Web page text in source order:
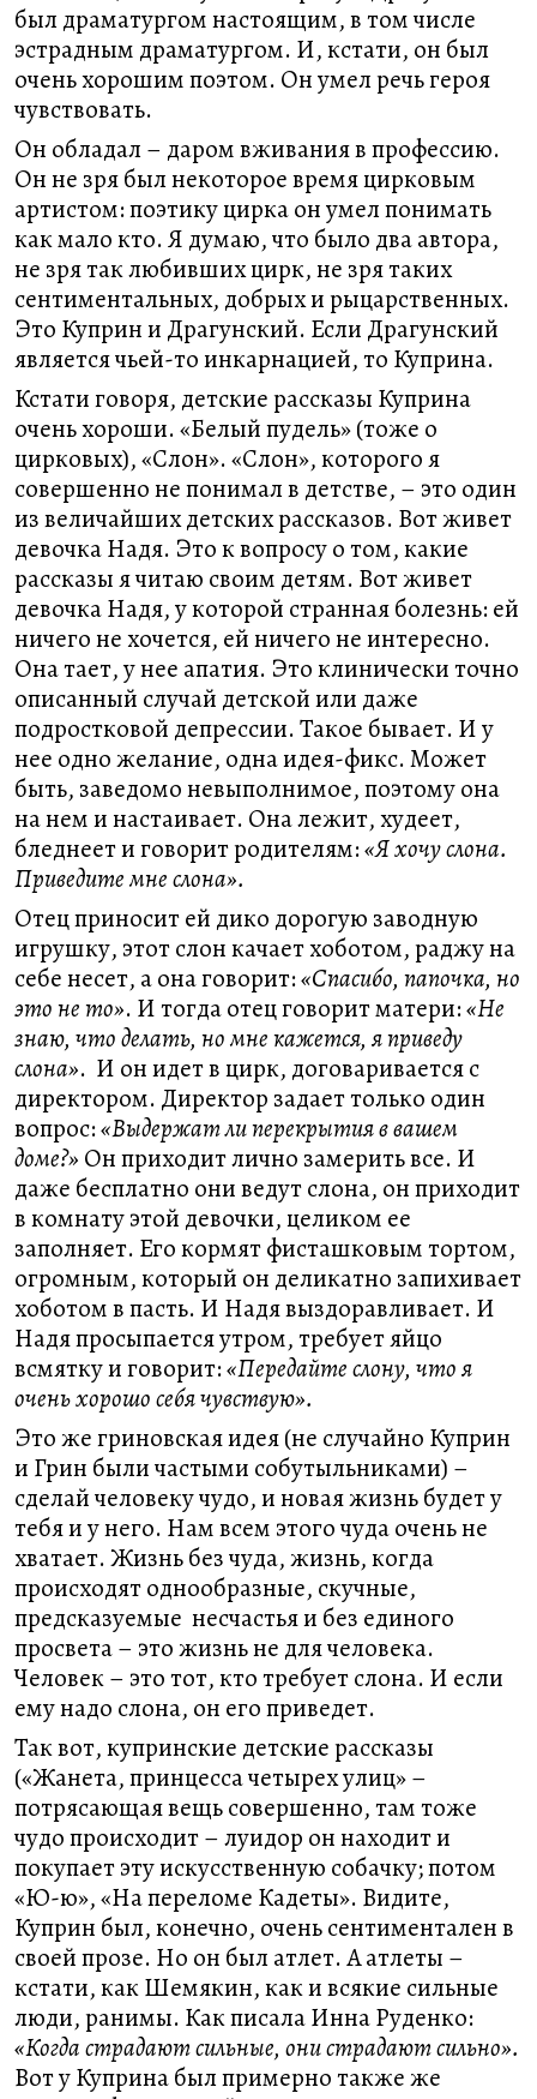
был драматургом настоящим, в том числе
эстрадным драматургом. И, кстати, он был
очень хорошим поэтом. Он умел речь героя
чувствовать.
Он обладал – даром вживания в профессию.
Он не зря был некоторое время цирковым
артистом: поэтику цирка он умел понимать
как мало кто. Я думаю, что было два автора,
не зря так любивших цирк, не зря таких
сентиментальных, добрых и рыцарственных.
Это Куприн и Драгунский. Если Драгунский
является чьей-то инкарнацией, то Куприна.
Кстати говоря, детские рассказы Куприна
очень хороши. «Белый пудель» (тоже о
цирковых), «Слон». «Слон», которого я
совершенно не понимал в детстве, – это один
из величайших детских рассказов. Вот живет
девочка Надя. Это к вопросу о том, какие
рассказы я читаю своим детям. Вот живет
девочка Надя, у которой странная болезнь: ей
ничего не хочется, ей ничего не интересно.
Она тает, у нее апатия. Это клинически точно
описанный случай детской или даже
подростковой депрессии. Такое бывает. И у
нее одно желание, одна идея-фикс. Может
быть, заведомо невыполнимое, поэтому она
на нем и настаивает. Она лежит, худеет,
бледнеет и говорит родителям:«Я хочу слона.
Приведите мне слона».
Отец приносит ей дико дорогую заводную
игрушку, этот слон качает хоботом, раджу на
себе несет, а она говорит:«Спасибо, папочка, но
это не то». И тогда отец говорит матери:«Не
знаю, что делать, но мне кажется, я приведу
слона». И он идет в цирк, договаривается с
директором. Директор задает только один
вопрос:«Выдержат ли перекрытия в вашем
доме?» Он приходит лично замерить все. И
даже бесплатно они ведут слона, он приходит
в комнату этой девочки, целиком ее
заполняет. Его кормят фисташковым тортом,
огромным, который он деликатно запихивает
хоботом в пасть. И Надя выздоравливает. И
Надя просыпается утром, требует яйцо
всмятку и говорит:«Передайте слону, что я
очень хорошо себя чувствую».
Это же гриновская идея (не случайно Куприн
и Грин были частыми собутыльниками) –
сделай человеку чудо, и новая жизнь будет у
тебя и у него. Нам всем этого чуда очень не
хватает. Жизнь без чуда, жизнь, когда
происходят однообразные, скучные,
предсказуемые несчастья и без единого
просвета – это жизнь не для человека.
Человек – это тот, кто требует слона. И если
ему надо слона, он его приведет.
Так вот, купринские детские рассказы
(«Жанета, принцесса четырех улиц» –
потрясающая вещь совершенно, там тоже
чудо происходит – луидор он находит и
покупает эту искусственную собачку; потом
«Ю-ю», «На переломе Кадеты». Видите,
Куприн был, конечно, очень сентиментален в
своей прозе. Но он был атлет. А атлеты –
кстати, как Шемякин, как и всякие сильные
люди, ранимы. Как писала Инна Руденко:
«Когда страдают сильные, они страдают сильно».
Вот у Куприна был примерно также же